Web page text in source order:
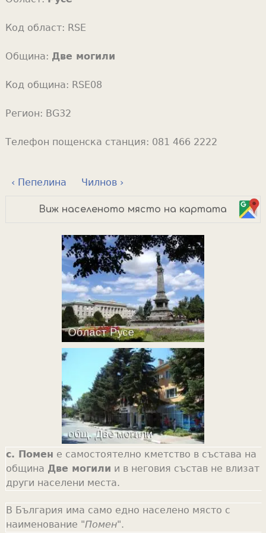
Код област: RSE
Община: Две могили
Код община: RSE08
Регион: BG32
Телефон пощенска станция: 081 466 2222
‹ Пепелина Чилнов ›
Виж населеното място на картата
с. Помен е самостоятелно кметство в състава на
община Две могили и в неговия състав не влизат
други населени места.
В България има само едно населено място с
наименование "Помен".